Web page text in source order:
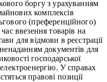
боргу з урахуванням
комплексів
(преференційного)
ввезення товарів на
для відмови в реєстрації
документів для
господарської
У справах
правові позиції